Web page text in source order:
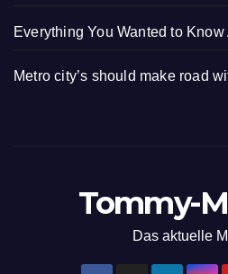
Everything You Wanted to Know
Metro city’s should make road
Tommy-
Das aktuelle